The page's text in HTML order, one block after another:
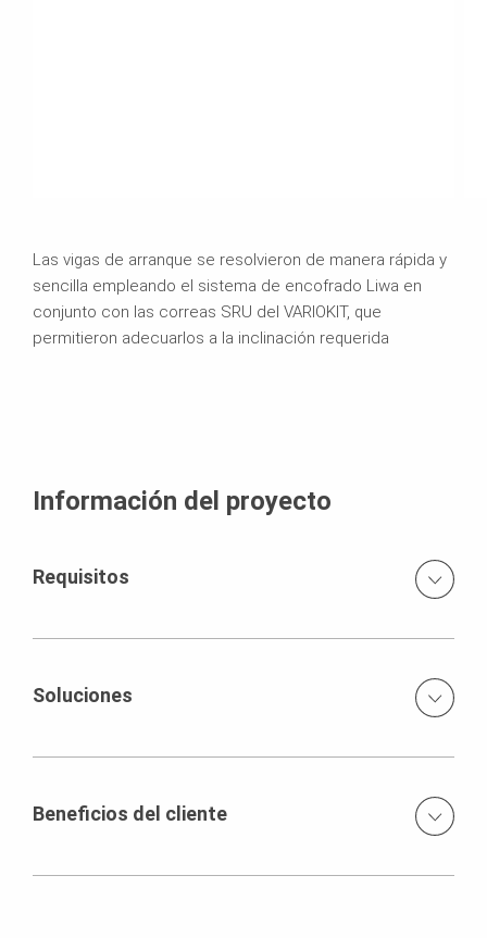
Las vigas de arranque se resolvieron de manera rápida y
sencilla empleando el sistema de encofrado Liwa en
conjunto con las correas SRU del VARIOKIT, que
permitieron adecuarlos a la inclinación requerida
Información del proyecto
Requisitos
permitiera cumplir con expectativas de acabados de
concreto, tiempos ajustados de ejecución y por sobre
equipos
Soluciones
Beneficios del cliente